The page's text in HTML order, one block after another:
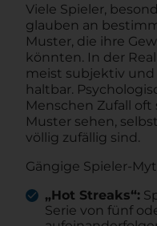
Viele Spieler,
glauben an
Muster, die ihre
könnten. In der
meist subjektiv
haltbar.
Menschen Zufall
Muster sehen,
völlig zufällig sind.
Gängige Spieler-
„Hot Streaks“:
Serie von fünf